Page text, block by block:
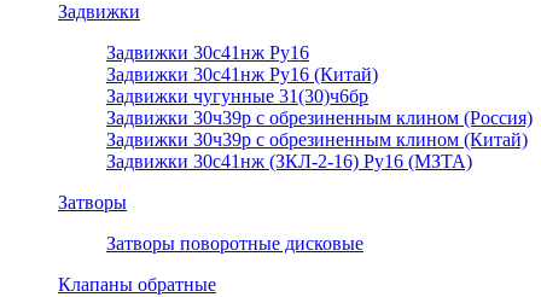
Задвижки
Задвижки 30с41нж Ру16
Задвижки 30с41нж Ру16 (Китай)
Задвижки чугунные 31(30)ч6бр
Задвижки 30ч39р с обрезиненным клином (Россия)
Задвижки 30ч39р с обрезиненным клином (Китай)
Задвижки 30с41нж (ЗКЛ-2-16) Ру16 (МЗТА)
Затворы
Затворы поворотные дисковые
Клапаны обратные